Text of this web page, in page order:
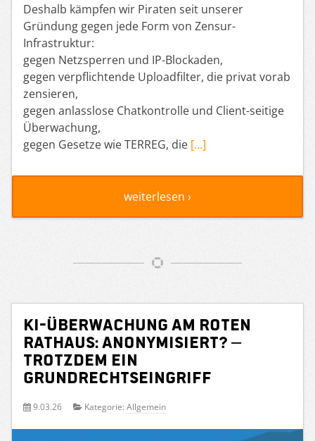
Deshalb kämpfen wir Piraten seit unserer
Gründung gegen jede Form von Zensur-
Infrastruktur:
gegen Netzsperren und IP-Blockaden,
gegen verpflichtende Uploadfilter, die privat vorab
zensieren,
gegen anlasslose Chatkontrolle und Client-seitige
Überwachung,
gegen Gesetze wie TERREG, die […]
weiterlesen ›
KI-Überwachung am Roten
Rathaus: Anonymisiert? –
Trotzdem ein
Grundrechtseingriff
9.03.26 Kategorie: Allgemein